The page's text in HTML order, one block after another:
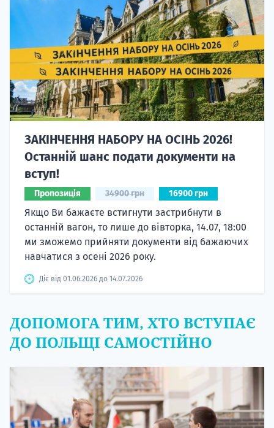
ЗАКІНЧЕННЯ НАБОРУ НА ОСІНЬ 2026!
Останній шанс подати документи на
вступ!
Пропозиція 34900 грн 16900 грн
Якщо Ви бажаєте встигнути застрибнути в
останній вагон, то лише до вівторка, 14.07, 18:00
ми зможемо прийняти документи від бажаючих
навчатися з осені 2026 року.
Діє від 01.06.2026 до 14.07.2026
ДОПОМОГА ТИМ, ХТО ВСТУПАЄ
ДО ПОЛЬЩІ САМОСТІЙНО